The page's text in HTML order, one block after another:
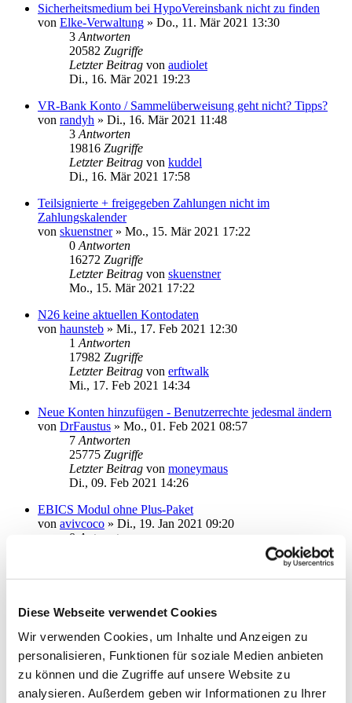
Diese Webseite verwendet Cookies
Wir verwenden Cookies, um Inhalte und Anzeigen zu
personalisieren, Funktionen für soziale Medien anbieten
zu können und die Zugriffe auf unsere Website zu
analysieren. Außerdem geben wir Informationen zu Ihrer
Sicherheitsmedium bei HypoVereinsbank nicht zu finden
von Elke-Verwaltung » Do., 11. Mär 2021 13:30
3 Antworten
20582 Zugriffe
Letzter Beitrag von audiolet
Di., 16. Mär 2021 19:23
VR-Bank Konto / Sammelüberweisung geht nicht? Tipps?
von randyh » Di., 16. Mär 2021 11:48
3 Antworten
19816 Zugriffe
Letzter Beitrag von kuddel
Di., 16. Mär 2021 17:58
Teilsignierte + freigegeben Zahlungen nicht im
Zahlungskalender
von skuenstner» Mo., 15. Mär 2021 17:22
0 Antworten
16272 Zugriffe
Letzter Beitrag von skuenstner
Mo., 15. Mär 2021 17:22
N26 keine aktuellen Kontodaten
von haunsteb » Mi., 17. Feb 2021 12:30
1 Antworten
17982 Zugriffe
Letzter Beitrag von erftwalk
Mi., 17. Feb 2021 14:34
Neue Konten hinzufügen - Benutzerrechte jedesmal ändern
von DrFaustus » Mo., 01. Feb 2021 08:57
7 Antworten
25775 Zugriffe
Letzter Beitrag von moneymaus
Di., 09. Feb 2021 14:26
EBICS Modul ohne Plus-Paket
von avivcoco » Di., 19. Jan 2021 09:20
8 Antworten
Do., 28. Jan 2021 11:14
Starmoney Business 9 nachträglich Plus Paket dazu buchen
vonHerrVorragend »Di., 12. Jan 2021 16:25
2Antworten
18998
Zugriffe
Letzter BeitragvonHerrVorragend
Mi., 13. Jan 2021 07:22